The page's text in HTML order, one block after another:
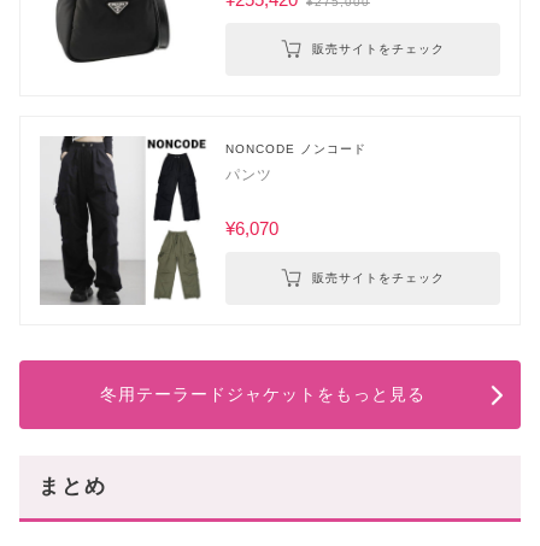
販売サイトをチェック
NONCODE ノンコード
パンツ
¥6,070
販売サイトをチェック
冬用テーラードジャケットをもっと見る
まとめ